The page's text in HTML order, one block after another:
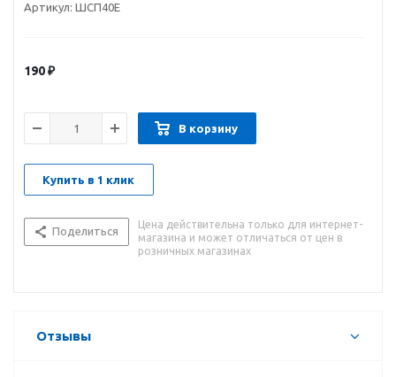
Артикул: ШСП40Е
190₽
В корзину
Купить в 1 клик
Поделиться
Цена действительна только для интернет-
магазина и может отличаться от цен в
розничных магазинах
Отзывы